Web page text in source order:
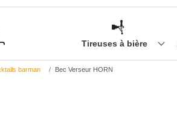
Tireuses à bière
barman Bec Verseur HORN